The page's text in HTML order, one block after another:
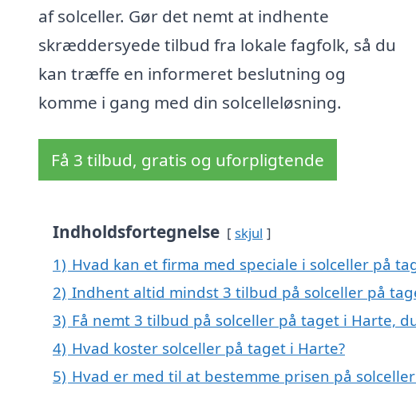
af solceller. Gør det nemt at indhente
skræddersyede tilbud fra lokale fagfolk, så du
kan træffe en informeret beslutning og
komme i gang med din solcelleløsning.
Få 3 tilbud, gratis og uforpligtende
Indholdsfortegnelse skjul
1) Hvad kan et firma med speciale i solceller på
2) Indhent altid mindst 3 tilbud på solceller på
3) Få nemt 3 tilbud på solceller på taget i Harte,
4) Hvad koster solceller på taget i Harte?
5) Hvad er med til at bestemme prisen på